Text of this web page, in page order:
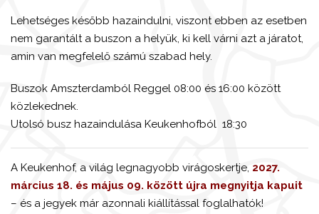
Lehetséges később hazaindulni, viszont ebben az esetben
nem garantált a buszon a helyük, ki kell várni azt a járatot,
amin van megfelelő számú szabad hely.
Buszok Amszterdamból Reggel 08:00 és 16:00 között
közlekednek.
Utolsó busz hazaindulása Keukenhofból 18:30
A Keukenhof, a világ legnagyobb virágoskertje, 2027.
március 18. és május 09. között újra megnyitja kapuit
– és a jegyek már azonnali kiállítással foglalhatók!